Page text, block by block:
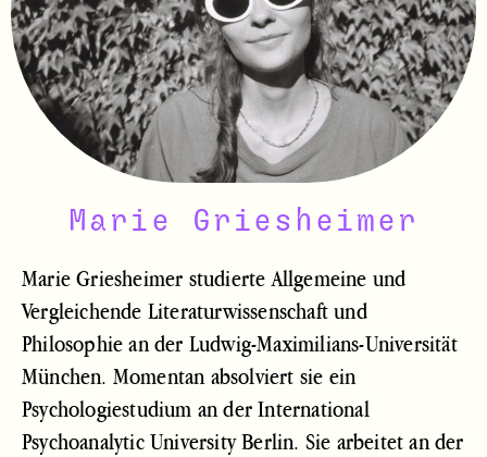
Marie Griesheimer
Marie Griesheimer studierte Allgemeine und
Vergleichende Literaturwissenschaft und
Philosophie an der Ludwig-Maximilians-Universität
München. Momentan absolviert sie ein
Psychologiestudium an der International
Psychoanalytic University Berlin. Sie arbeitet an der